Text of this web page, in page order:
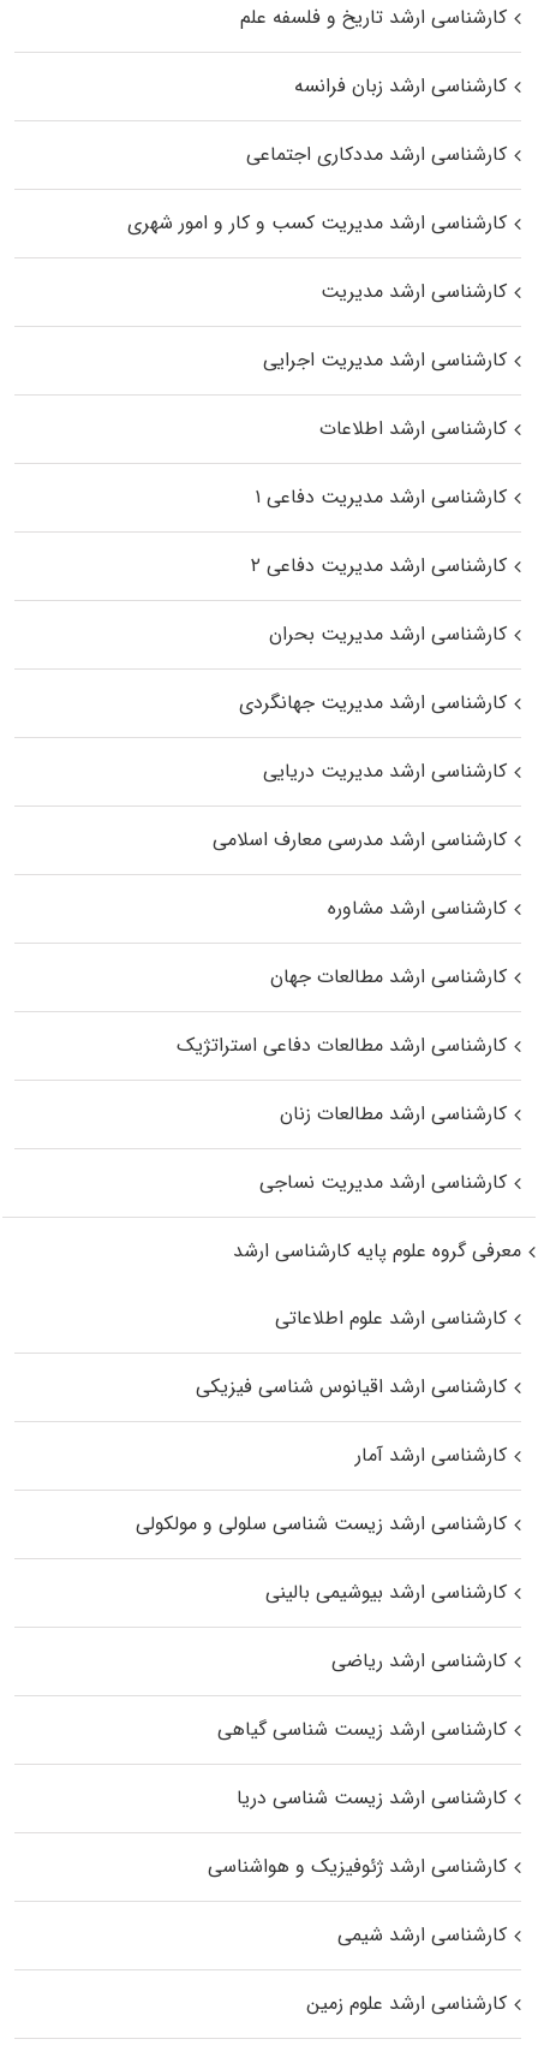
کارشناسی ارشد تاریخ و فلسفه علم
کارشناسی ارشد زبان فرانسه
کارشناسی ارشد مددکاری اجتماعی
کارشناسی ارشد مدیریت کسب و کار و امور شهری
کارشناسی ارشد مدیریت
کارشناسی ارشد مدیریت اجرایی
کارشناسی ارشد اطلاعات
کارشناسی ارشد مدیریت دفاعی ۱
کارشناسی ارشد مدیریت دفاعی ۲
کارشناسی ارشد مدیریت بحران
کارشناسی ارشد مدیریت جهانگردی
کارشناسی ارشد مدیریت دریایی
کارشناسی ارشد مدرسی معارف اسلامی
کارشناسی ارشد مشاوره
کارشناسی ارشد مطالعات جهان
کارشناسی ارشد مطالعات دفاعی استراتژیک
کارشناسی ارشد مطالعات زنان
کارشناسی ارشد مدیریت نساجی
معرفی گروه علوم پایه کارشناسی ارشد
کارشناسی ارشد علوم اطلاعاتی
کارشناسی ارشد اقیانوس‌ شناسی فیزیکی
کارشناسی ارشد آمار
کارشناسی ارشد زیست شناسی سلولی و مولکولی
کارشناسی ارشد بیوشیمی بالینی
کارشناسی ارشد ریاضی
کارشناسی ارشد زیست‌ شناسی گیاهی
کارشناسی ارشد زیست‌ شناسی دریا
کارشناسی ارشد ژئوفیزیک و هواشناسی
کارشناسی ارشد شیمی
کارشناسی ارشد علوم زمین